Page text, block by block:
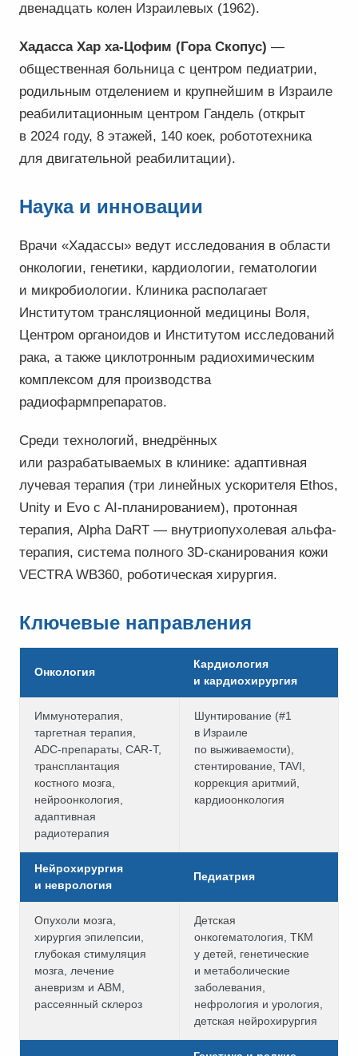
двенадцать колен Израилевых (1962).
Хадасса Хар ха-Цофим (Гора Скопус) —
общественная больница с центром педиатрии,
родильным отделением и крупнейшим в Израиле
реабилитационным центром Гандель (открыт
в 2024 году, 8 этажей, 140 коек, робототехника
для двигательной реабилитации).
Наука и инновации
Врачи «Хадассы» ведут исследования в области
онкологии, генетики, кардиологии, гематологии
и микробиологии. Клиника располагает
Институтом трансляционной медицины Воля,
Центром органоидов и Институтом исследований
рака, а также циклотронным радиохимическим
комплексом для производства
радиофармпрепаратов.
Среди технологий, внедрённых
или разрабатываемых в клинике: адаптивная
лучевая терапия (три линейных ускорителя Ethos,
Unity и Evo с AI-планированием), протонная
терапия, Alpha DaRT — внутриопухолевая альфа-
терапия, система полного 3D-сканирования кожи
VECTRA WB360, роботическая хирургия.
Ключевые направления
Онкология
Кардиология
и кардиохирургия
Иммунотерапия,
таргетная терапия,
ADC-препараты, CAR-T,
трансплантация
костного мозга,
нейроонкология,
адаптивная
радиотерапия
Шунтирование (#1
в Израиле
по выживаемости),
стентирование, TAVI,
коррекция аритмий,
кардиоонкология
Нейрохирургия
и неврология
Педиатрия
Опухоли мозга,
хирургия эпилепсии,
глубокая стимуляция
мозга, лечение
аневризм и АВМ,
рассеянный склероз
Детская
онкогематология, ТКМ
у детей, генетические
и метаболические
заболевания,
нефрология и урология,
детская нейрохирургия